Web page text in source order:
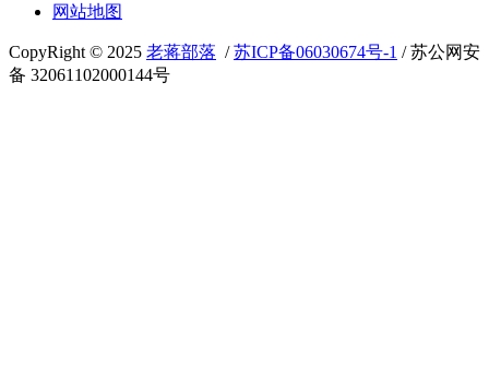
网站地图
CopyRight © 2025 老蒋部落 /苏ICP备06030674号-1 / 苏公网安
备 32061102000144号